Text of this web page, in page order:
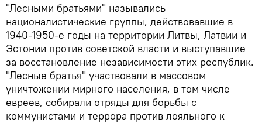
"Лесными братьями" назывались
националистические группы, действовавшие в
1940-1950-е годы на территории Литвы, Латвии и
Эстонии против советской власти и выступавшие
за восстановление независимости этих республик.
"Лесные братья" участвовали в массовом
уничтожении мирного населения, в том числе
евреев, собирали отряды для борьбы с
коммунистами и террора против лояльного к